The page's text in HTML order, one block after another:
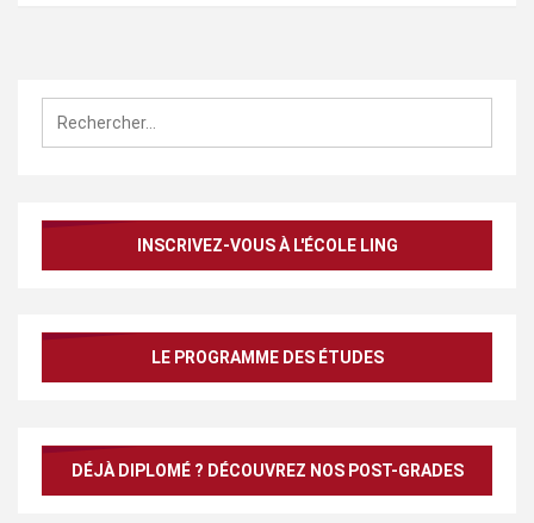
Rechercher :
INSCRIVEZ-VOUS À L'ÉCOLE LING
LE PROGRAMME DES ÉTUDES
DÉJÀ DIPLOMÉ ? DÉCOUVREZ NOS POST-GRADES